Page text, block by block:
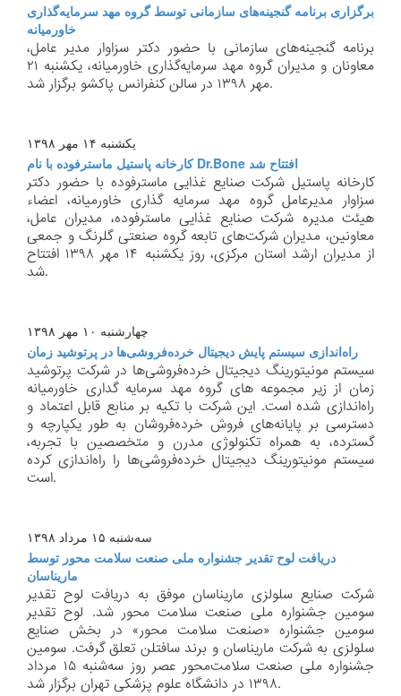
برگزاری برنامه گنجینه‌های سازمانی توسط گروه مهد سرمایه‌گذاری
خاورمیانه
برنامه گنجینه‌های سازمانی با حضور دكتر سزاوار مدیر عامل،
معاونان و مدیران گروه مهد سرمایه‌گذاری خاورمیانه، یكشنبه ۲۱
مهر ۱۳۹۸ در سالن كنفرانس پاكشو برگزار شد.
یكشنبه ۱۴ مهر ۱۳۹۸
كارخانه پاستیل ماسترفوده با نام Dr.Bone افتتاح شد
كارخانه پاستیل شركت صنایع غذایی ماسترفوده با حضور دكتر
سزاوار مدیرعامل گروه مهد سرمایه گذاری خاورمیانه، اعضاء
هیئت مدیره شركت صنایع غذایی ماسترفوده، مدیران عامل،
معاونین، مدیران شركت‌های تابعه گروه صنعتی گلرنگ و جمعی
از مدیران ارشد استان مركزی، روز یكشنبه ۱۴ مهر ۱۳۹۸ افتتاح
شد.
چهارشنبه ۱۰ مهر ۱۳۹۸
راه‌اندازی سیستم پایش دیجیتال خرده‌فروشی‌ها در پرتوشید زمان
سیستم مونیتورینگ دیجیتال خرده‌فروشی‌ها در شركت پرتوشید
زمان از زیر مجموعه های گروه مهد سرمایه گداری خاورمیانه
راه‌اندازی شده است. این شركت با تكیه بر منابع قابل اعتماد و
دسترسی بر پایانه‌های فروش خرده‌فروشان به طور یكپارچه و
گسترده، به همراه تكنولوژی مدرن و متخصصین با تجربه،
سیستم مونیتورینگ دیجیتال خرده‌فروشی‌ها را راه‌اندازی كرده
است.
سه‌شنبه ۱۵ مرداد ۱۳۹۸
دریافت لوح تقدیر جشنواره ملی صنعت سلامت محور توسط
ماریناسان
شركت صنایع سلولزی ماریناسان موفق به دریافت لوح تقدیر
سومین جشنواره ملی صنعت سلامت محور شد. لوح تقدیر
سومین جشنواره «صنعت سلامت محور» در بخش صنایع
سلولزی به شركت ماریناسان و برند سافتلن تعلق گرفت. سومین
جشنواره ملی صنعت سلامت‌محور عصر روز سه‌شنبه ۱۵ مرداد
۱۳۹۸ در دانشگاه علوم پزشكی تهران برگزار شد.